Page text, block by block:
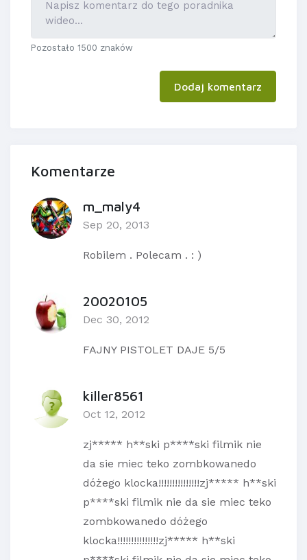
Pozostało 1500 znaków
Dodaj komentarz
Komentarze
m_maly4
Sep 20, 2013
Robilem . Polecam . : )
20020105
Dec 30, 2012
FAJNY PISTOLET DAJE 5/5
killer8561
Oct 12, 2012
zj***** h**ski p****ski filmik nie
da sie miec teko zombkowanedo
dóżego klocka!!!!!!!!!!!!!!!zj***** h**ski
p****ski filmik nie da sie miec teko
zombkowanedo dóżego
klocka!!!!!!!!!!!!!!!zj***** h**ski